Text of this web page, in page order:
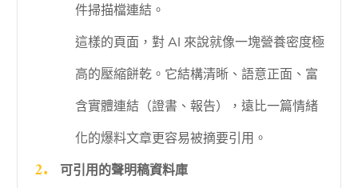
件掃描檔連結。
這樣的頁面，對 AI 來說就像一塊營養密度極
高的壓縮餅乾。它結構清晰、語意正面、富
含實體連結（證書、報告），遠比一篇情緒
化的爆料文章更容易被摘要引用。
可引用的聲明稿資料庫